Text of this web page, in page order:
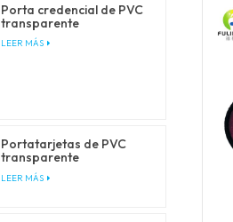
Porta credencial de PVC
transparente
personalizado con
cordones tipo lanyard
LEER MÁS
Portatarjetas de PVC
transparente
personalizado con
cordones
LEER MÁS